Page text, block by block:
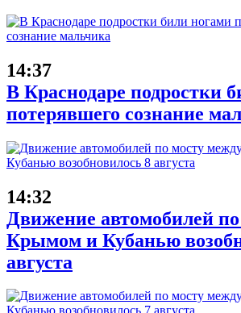
14:37
В Краснодаре подростки
потерявшего сознание
14:32
Движение автомобилей
Крымом и Кубанью
августа